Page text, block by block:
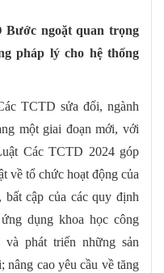
ngoặt quan trọng
pháp lý cho hệ thống
TCTD sửa đổi, ngành
một giai đoạn mới, với
Các TCTD 2024 góp
về tổ chức hoạt động của
cập của các quy định
dụng khoa học công
phát triển những sản
nâng cao yêu cầu về tăng